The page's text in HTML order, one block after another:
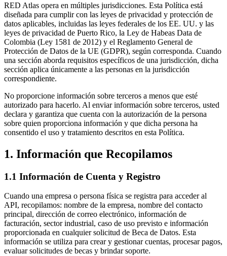
RED Atlas opera en múltiples jurisdicciones. Esta Política está
diseñada para cumplir con las leyes de privacidad y protección de
datos aplicables, incluidas las leyes federales de los EE. UU. y las
leyes de privacidad de Puerto Rico, la Ley de Habeas Data de
Colombia (Ley 1581 de 2012) y el Reglamento General de
Protección de Datos de la UE (GDPR), según corresponda. Cuando
una sección aborda requisitos específicos de una jurisdicción, dicha
sección aplica únicamente a las personas en la jurisdicción
correspondiente.
No proporcione información sobre terceros a menos que esté
autorizado para hacerlo. Al enviar información sobre terceros, usted
declara y garantiza que cuenta con la autorización de la persona
sobre quien proporciona información y que dicha persona ha
consentido el uso y tratamiento descritos en esta Política.
1. Información que Recopilamos
1.1 Información de Cuenta y Registro
Cuando una empresa o persona física se registra para acceder al
API, recopilamos: nombre de la empresa, nombre del contacto
principal, dirección de correo electrónico, información de
facturación, sector industrial, caso de uso previsto e información
proporcionada en cualquier solicitud de Beca de Datos. Esta
información se utiliza para crear y gestionar cuentas, procesar pagos,
evaluar solicitudes de becas y brindar soporte.